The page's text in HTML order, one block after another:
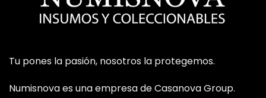
Tu pones la pasión, nosotros la protegemos.
Numisnova es una empresa de Casanova Group.